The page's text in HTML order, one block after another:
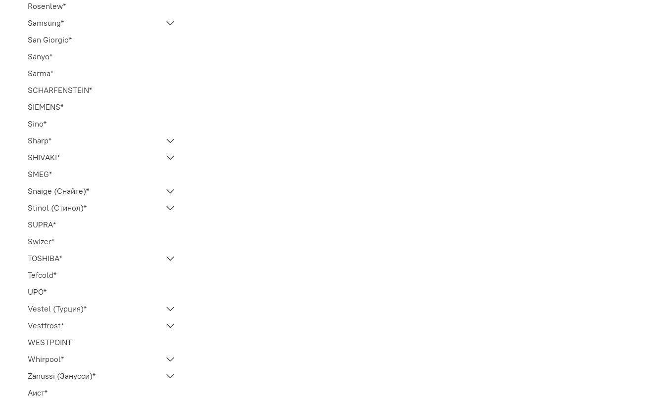
Rosenlew*
Samsung*
San Giorgio*
Sanyo*
Sarma*
SCHARFENSTEIN*
SIEMENS*
Sino*
Sharp*
SHIVAKI*
SMEG*
Snaige (Снайге)*
Stinol (Стинол)*
SUPRA*
Swizer*
TOSHIBA*
Tefcold*
UPO*
Vestel (Турция)*
Vestfrost*
WESTPOINT
Whirpool*
Zanussi (Занусси)*
Аист*